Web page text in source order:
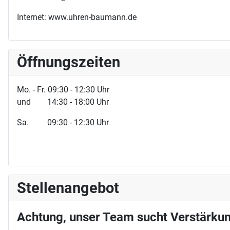
Internet: www.uhren-baumann.de
Öffnungszeiten
Mo. - Fr. 09:30 - 12:30 Uhr
und 14:30 - 18:00 Uhr
Sa. 09:30 - 12:30 Uhr
Stellenangebot
Achtung, unser Team sucht